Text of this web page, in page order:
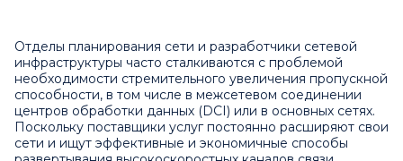
Отделы планирования сети и разработчики сетевой
инфраструктуры часто сталкиваются с проблемой
необходимости стремительного увеличения пропускной
способности, в том числе в межсетевом соединении
центров обработки данных (DCI) или в основных сетях.
Поскольку поставщики услуг постоянно расширяют свои
сети и ищут эффективные и экономичные способы